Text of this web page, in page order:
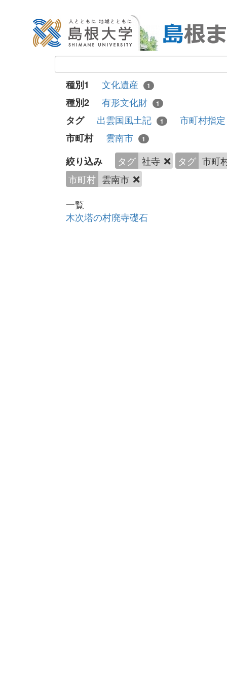
種別1 文化遺産 1
種別2 有形文化財 1
タグ 出雲国風土記 1
市町村指
市町村
雲南市 1
絞り込み タグ 社寺 タグ 市町
市町村 雲南市
一覧
木次塔の村廃寺礎石